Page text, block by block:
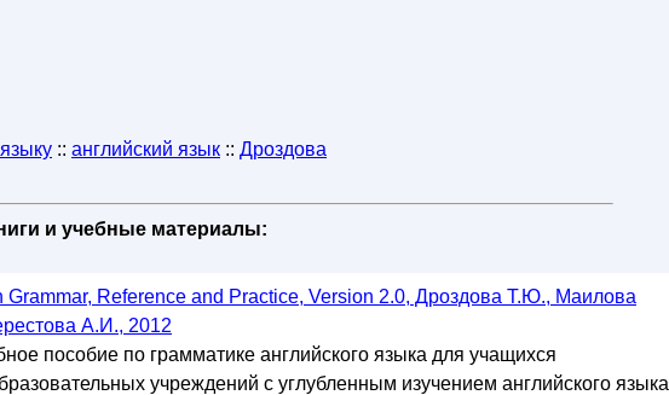
:: английский язык :: Дроздова
и учебные материалы:
Grammar, Reference and Practice, Version 2.0, Дроздова Т.Ю., Маилова
А.И., 2012
пособие по грамматике английского языка для учащихся
учреждений с углубленным изучением английского языка